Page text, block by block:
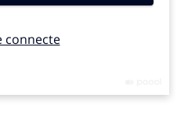
grâce à E.Leclerc et à la